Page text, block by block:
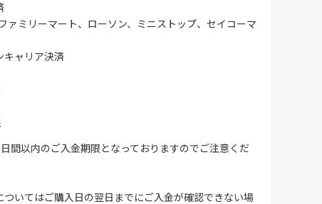
ァミリーマート、ローソン、ミニストップ、セイコーマ
キャリア決済
間以内のご入金期限となっておりますのでご注意くだ
ついてはご購入日の翌日までにご入金が確認できない場